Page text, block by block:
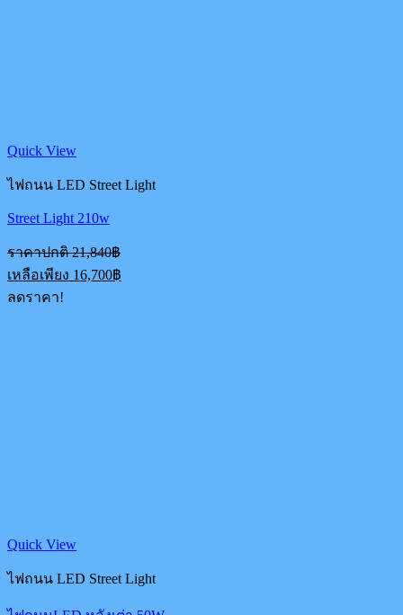
Quick View
ไฟถนน LED Street Light
Street Light 210w
ราคาปกติ21,840฿
was:
เหลือเพียง 16,700฿
price
ลดราคา!
Quick View
ไฟถนน LED Street Light